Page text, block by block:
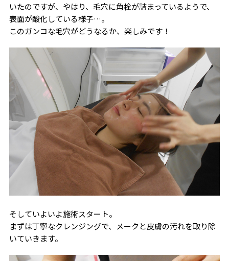
いたのですが、やはり、毛穴に角栓が詰まっているようで、
表面が酸化している様子…。
このガンコな毛穴がどうなるか、楽しみです！
そしていよいよ施術スタート。
まずは丁寧なクレンジングで、メークと皮膚の汚れを取り除
いていきます。